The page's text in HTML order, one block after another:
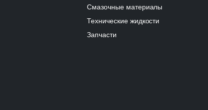
Смазочные материалы
Технические жидкости
Запчасти